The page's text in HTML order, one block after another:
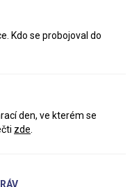
Kdo se probojoval do
den, ve kterém se
zde